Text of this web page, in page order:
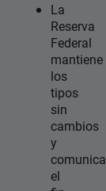
La
Reserva
Federal
mantiene
los
tipos
sin
cambios
y
comunica
el